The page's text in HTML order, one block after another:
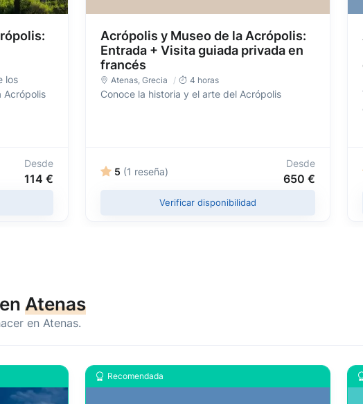
los
Acrópolis
Desde
114 €
Acrópolis y Museo de la Acrópolis:
Entrada + Visita guiada privada en
francés
Atenas ,Grecia 4 horas
Conoce la historia y el arte del Acrópolis
5 (1 reseña)
Desde
650 €
Verificar disponibilidad
Atenas
en Atenas.
Recomendada